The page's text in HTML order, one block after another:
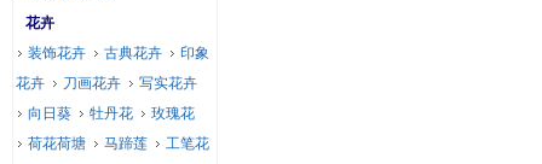
花卉
装饰花卉
古典花卉
印象
花卉
刀画花卉
写实花卉
向日葵
牡丹花
玫瑰花
荷花荷塘
马蹄莲
工笔花